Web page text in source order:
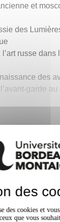
et
des
l’art russe
naissance des
l’avant-garde
(enseignement
des
des cookies et
que vous